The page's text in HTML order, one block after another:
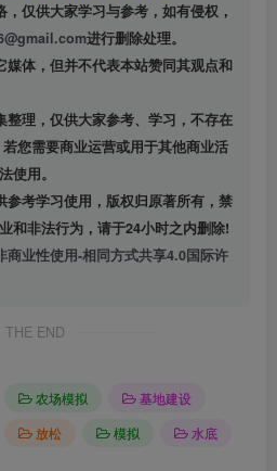
仅供大家学习与参考，如有侵权，
进行删除处理。
媒体，但并不代表本站赞同其观点和
您需要商业运营或用于其他商业活
使用。
参考学习使用，版权归原著所有，禁
和非法行为，请于24小时之内删除!
商业性使用-相同方式共享4.0国际许
THE END
农场模拟
基地建设
放松 模拟 水底